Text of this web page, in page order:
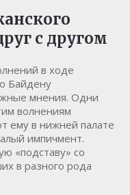
с другом
в ходе
Байдену
мнения. Одни
волнениям
ему в нижней палате
импичмент.
«подставу» со
в разного рода